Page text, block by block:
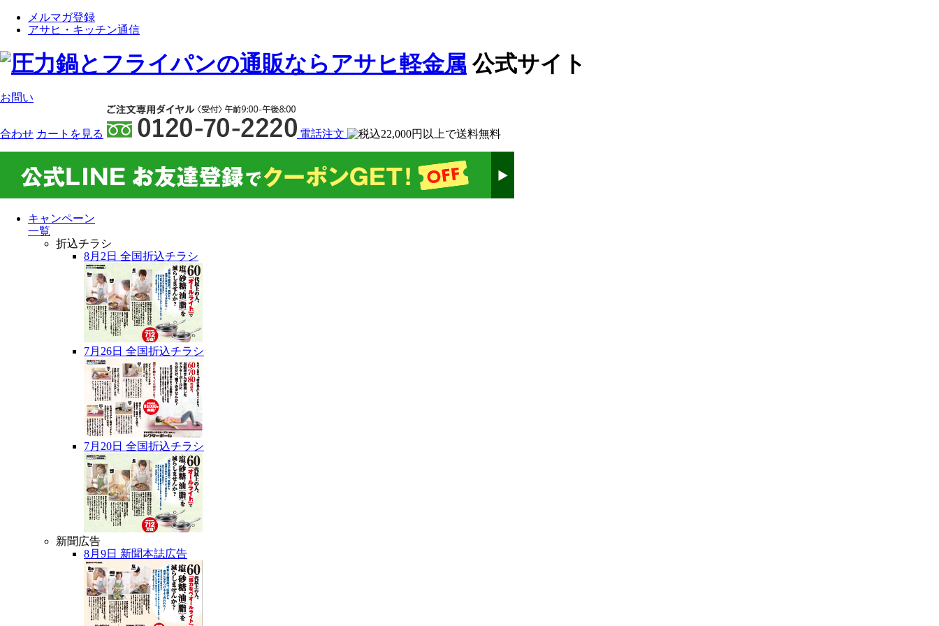
メルマガ登録
アサヒ・キッチン通信
公式サイト
お問い
合わせ カート を見る 電話注文
キャンペーン
一覧
折込チラシ
8月2日 全国折込チラシ
7月26日 全国折込チラシ
7月20日 全国折込チラシ
新聞広告
8月9日 新聞本誌広告